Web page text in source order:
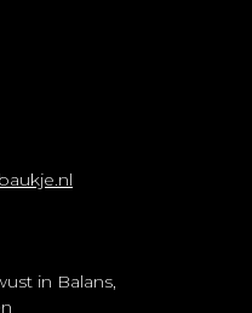
in Balans,